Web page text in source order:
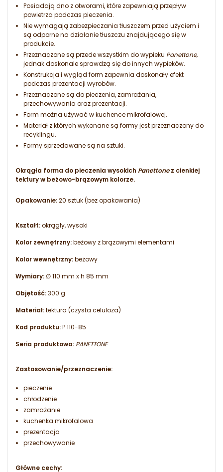
Posiadają dno z otworami, które zapewniają przepływ
powietrza podczas pieczenia.
Nie wymagają zabezpieczania tłuszczem przed użyciem i
są odporne na działanie tłuszczu znajdującego się w
produkcie.
Przeznaczone są przede wszystkim do wypieku Panettone,
jednak doskonale sprawdzą się do innych wypieków.
Konstrukcja i wygląd form zapewnia doskonały efekt
podczas prezentacji wyrobów.
Przeznaczone są do pieczenia, zamrażania,
przechowywania oraz prezentacji.
Form można używać w kuchence mikrofalowej.
Materiał z których wykonane są formy jest przeznaczony do
recyklingu.
Formy sprzedawane są na sztuki.
Okrągła forma do pieczenia wysokich Panettonez cienkiej
tektury w beżowo-brązowym kolorze.
Opakowanie:20 sztuk (bez opakowania)
Kształt:okrągły, wysoki
Kolor zewnętrzny:beżowy z brązowymi elementami
Kolor wewnętrzny:beżowy
Wymiary: ∅ 110 mm x h 85 mm
Objętość:300 g
Materiał:tektura (czysta celuloza)
Kod produktu:P 110-85
Seria produktowa: PANETTONE
Zastosowanie/przeznaczenie:
pieczenie
chłodzenie
zamrażanie
kuchenka mikrofalowa
prezentacja
przechowywanie
Główne cechy: